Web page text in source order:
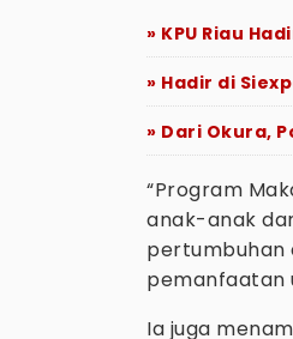
» KPU Riau
» Hadir di
» Dari Okura,
“Program
anak-anak
pertumbuhan
pemanfaatan
Ia juga